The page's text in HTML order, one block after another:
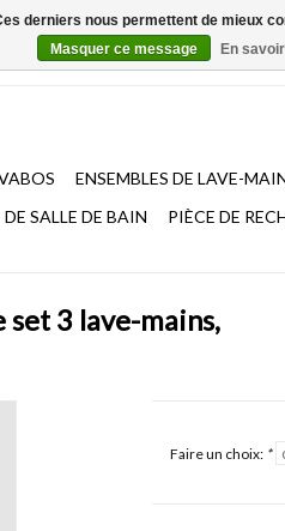
ENSEMBLES DE LAVE-
SALLE DE BAIN
PIÈCE DE
3 lave-mains,
Faire un choix: *
derniers nous permettent de mieux
Masquer ce message
En